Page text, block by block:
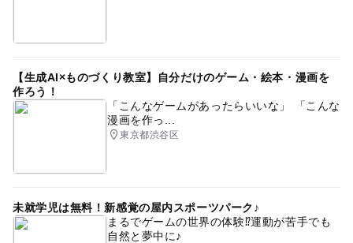
【生成AI×ものづくり教室】自分だけのゲーム・絵本・漫画を
作ろう！
「こんなゲームがあったらいいな」 「こんな
漫画を作っ...
東京都渋谷区
未就学児は無料！新感覚の屋内スポーツパーク♪
まるでゲームの世界の体験⁉運動が苦手でも
自然と夢中に♪